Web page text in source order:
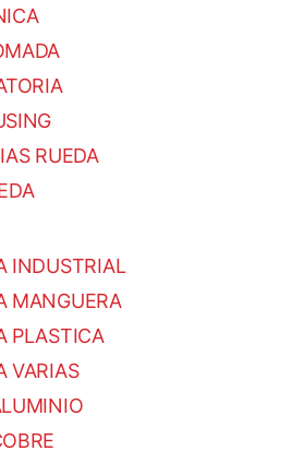
RUEDA
INDUSTRIAL
MANGUERA
PLASTICA
VARIAS